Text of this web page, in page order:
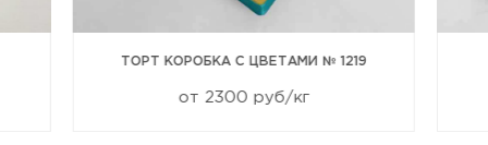
ТОРТ КОРОБКА С ЦВЕТАМИ № 1219
от 2300 руб/кг